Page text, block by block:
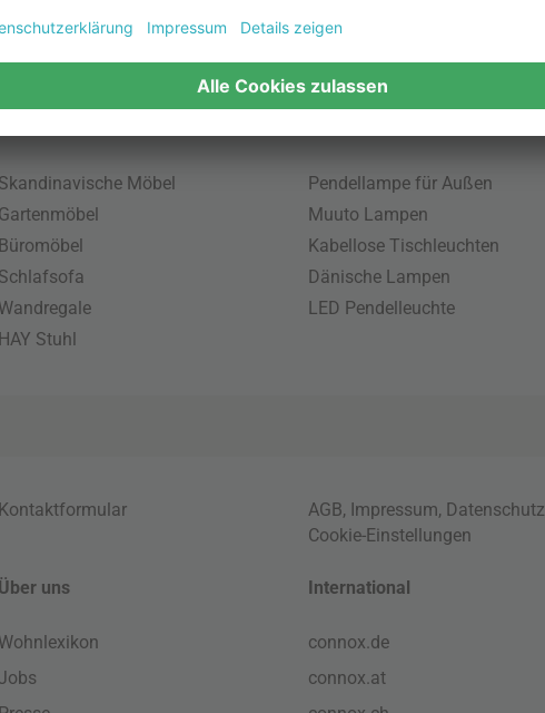
MwSt. und zzgl.Versandkosten.
Skandinavische Möbel
Gartenmöbel
Büromöbel
Schlafsofa
Wandregale
HAY Stuhl
Pendellampe für Außen
Muuto Lampen
Kabellose Tischleuchten
Dänische Lampen
LED Pendelleuchte
Kontaktformular AGB, Impressum, Datenschutz
Cookie-Einstellungen
Über uns
Wohnlexikon
International
connox.de
connox.at